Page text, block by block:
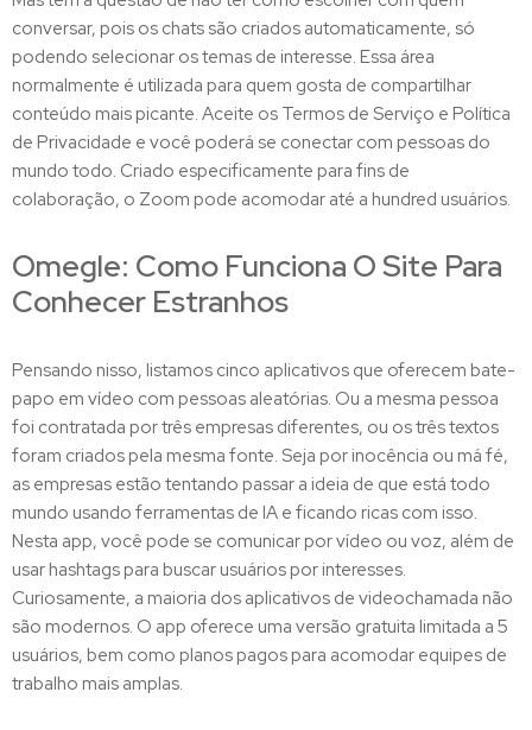
conversar, pois os chats são criados automaticamente, só
podendo selecionar os temas de interesse. Essa área
normalmente é utilizada para quem gosta de compartilhar
conteúdo mais picante. Aceite os Termos de Serviço e Política
de Privacidade e você poderá se conectar com pessoas do
mundo todo. Criado especificamente para fins de
colaboração, o Zoom pode acomodar até a hundred usuários.
Omegle: Como Funciona O Site Para
Conhecer Estranhos
Pensando nisso, listamos cinco aplicativos que oferecem bate-
papo em vídeo com pessoas aleatórias. Ou a mesma pessoa
foi contratada por três empresas diferentes, ou os três textos
foram criados pela mesma fonte. Seja por inocência ou má fé,
as empresas estão tentando passar a ideia de que está todo
mundo usando ferramentas de IA e ficando ricas com isso.
Nesta app, você pode se comunicar por vídeo ou voz, além de
usar hashtags para buscar usuários por interesses.
Curiosamente, a maioria dos aplicativos de videochamada não
são modernos. O app oferece uma versão gratuita limitada a 5
usuários, bem como planos pagos para acomodar equipes de
trabalho mais amplas.